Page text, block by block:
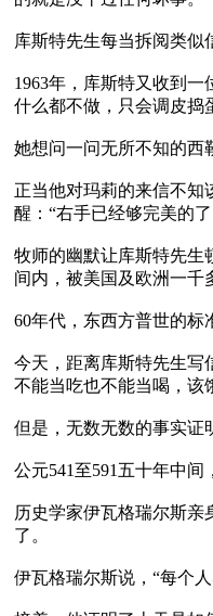
库斯特先生每当拆阅类似
1963年，库斯特又收到
什么都不做，只会调皮捣
她想问一问无所不知的西
正当他对玛莉的来信不知
醒：“右手已经够完美的
牧师的幽默让库斯特先生
间内，被美国及欧洲一千
60年代，东西方普世的标
今天，距离库斯特先生写
不能当吃也不能当喝，该
但是，无数无数的事实证
公元541至591五十年中
历史学家伊瓦格瑞尔斯亲
了。
伊瓦格瑞尔斯说，“每个